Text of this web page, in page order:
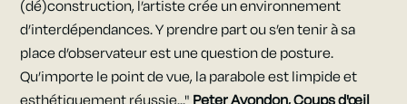
(dé)construction, l’artiste crée un environnement
d’interdépendances. Y prendre part ou s’en tenir à sa
place d’observateur est une question de posture.
Qu’importe le point de vue, la parabole est limpide et
esthétiquement réussie..." Peter Avondon,Coups d'œil